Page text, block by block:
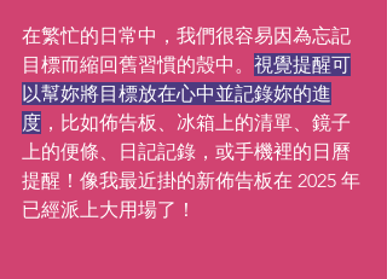
在繁忙的日常中，我們很容易因為忘記
目標而縮回舊習慣的殼中。 視覺提醒可
以幫妳將目標放在心中並記錄妳的進
度 ，比如佈告板、冰箱上的清單、鏡子
上的便條、日記記錄，或手機裡的日曆
提醒！像我最近掛的新佈告板在 2025 年
已經派上大用場了！